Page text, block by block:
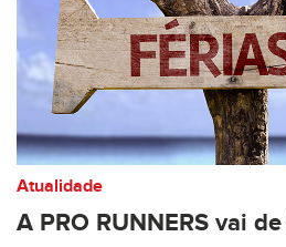
Atualidade
A PRO RUNNERS vai